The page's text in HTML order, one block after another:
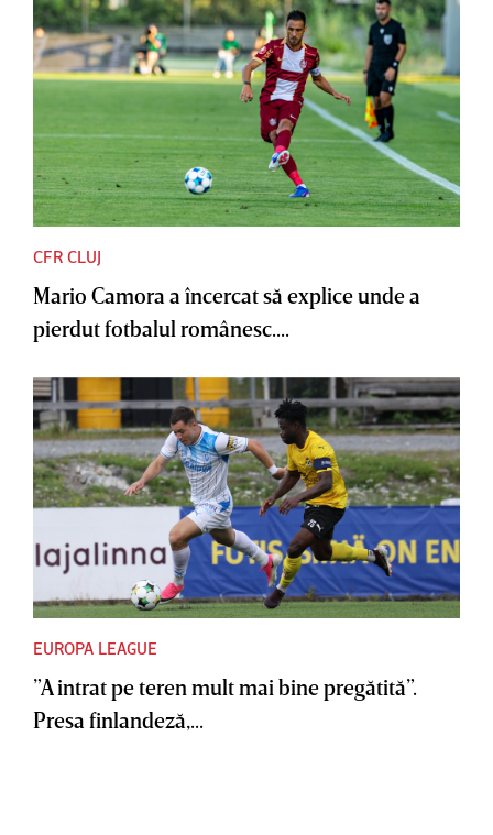
CFR CLUJ
Mario Camora a încercat să explice unde a
pierdut fotbalul românesc....
EUROPA LEAGUE
”A intrat pe teren mult mai bine pregătită”.
Presa finlandeză,...